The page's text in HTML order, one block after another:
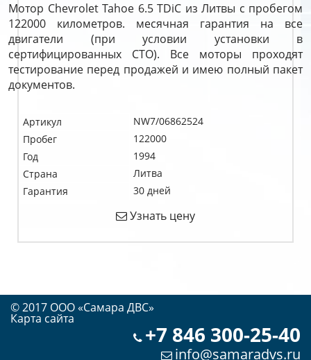
Мотор Chevrolet Tahoe 6.5 TDiC из Литвы с пробегом
122000 километров. месячная гарантия на все
двигатели (при условии установки в
сертифицированных СТО). Все моторы проходят
тестирование перед продажей и имею полный пакет
документов.
Артикул
NW7/06862524
Пробег
122000
Год
1994
Страна
Литва
Гарантия
30 дней
Узнать цену
© 2017 OOO «Самара ДВС»
Карта сайта
+7 846 300-25-40
info@samaradvs.ru